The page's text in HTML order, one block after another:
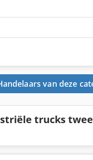
van deze
trucks